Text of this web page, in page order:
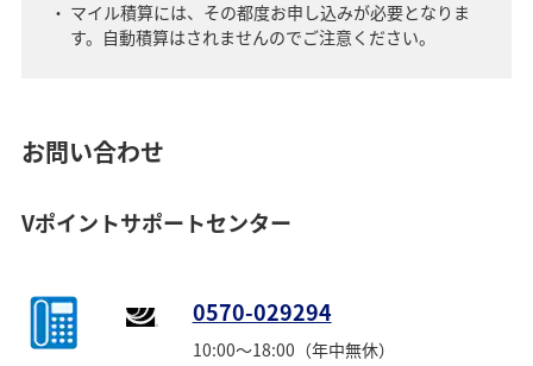
マイル積算には、その都度お申し込みが必要となりま
す。自動積算はされませんのでご注意ください。
お問い合わせ
Vポイントサポートセンター
0570-029294
10:00～18:00（年中無休）